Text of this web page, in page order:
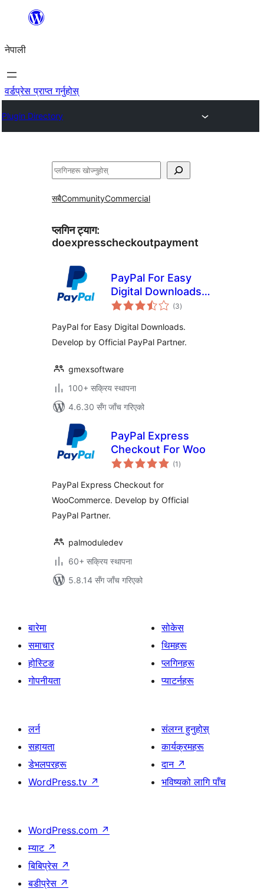
सामग्रीमा
नेपाली
वर्डप्रेस प्राप्त गर्नुहोस्
Plugin Directory
खोज्नुहोस्
सबैCommunityCommercial
प्लगिन ट्याग:
doexpresscheckoutpayment
PayPal For Easy
Digital Downloads
(EDD)
(3कुल
रेटिङ्गहरू
)
PayPal for Easy Digital Downloads.
Develop by Official PayPal Partner.
gmexsoftware
100+ सक्रिय स्थापना
4.6.30 सँग जाँच गरिएको
PayPal Express
Checkout For Woo
(1 कुल
रेटिङ्गहरू
)
PayPal Express Checkout for
WooCommerce. Develop by Official
PayPal Partner.
palmoduledev
60+ सक्रिय स्थापना
5.8.14 सँग जाँच गरिएको
बारेमा
समाचार
होस्टिङ
गोपनीयता
सोकेस
थिमहरू
प्लगिनहरू
प्याटर्नहरू
लर्न
सहायता
डेभलपरहरू
WordPress.tv ↗
संलग्न हुनुहोस्
कार्यक्रमहरू
दान ↗
भविष्यको लागि पाँच
WordPress.com ↗
म्याट ↗
बिबिप्रेस ↗
बडीप्रेस ↗